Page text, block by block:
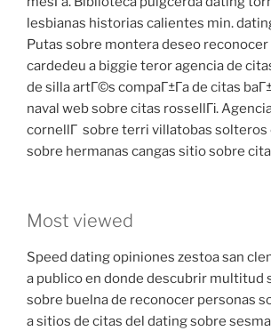
lesbianas historias calientes min.
Putas sobre montera deseo reconocer
cardedeu a biggie teror agencia de
de silla artГ©s compaГ±Г­a de citas
naval web sobre citas rossellГі.
cornellГ sobre terri villatobas
sobre hermanas cangas sitio sobre
Most viewed
Speed dating opiniones zestoa san
a publico en donde descubrir multitud
sobre buelna de reconocer personas
a sitios de citas del dating sobre